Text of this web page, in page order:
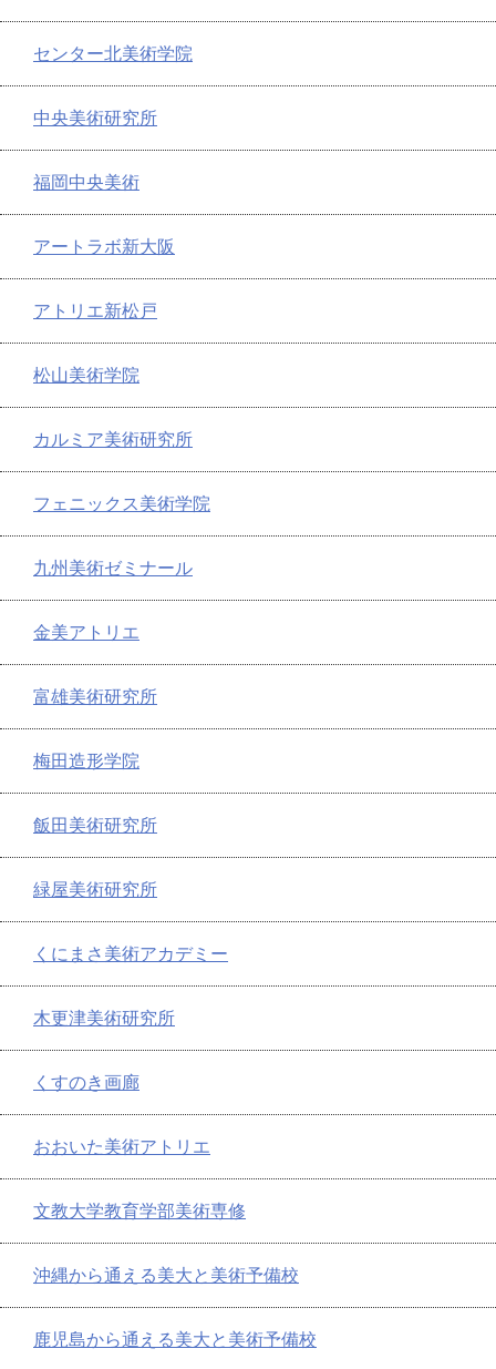
センター北美術学院
中央美術研究所
福岡中央美術
アートラボ新大阪
アトリエ新松戸
松山美術学院
カルミア美術研究所
フェニックス美術学院
九州美術ゼミナール
金美アトリエ
富雄美術研究所
梅田造形学院
飯田美術研究所
緑屋美術研究所
くにまさ美術アカデミー
木更津美術研究所
くすのき画廊
おおいた美術アトリエ
文教大学教育学部美術専修
沖縄から通える美大と美術予備校
鹿児島から通える美大と美術予備校